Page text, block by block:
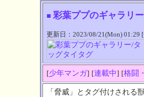
■ 彩葉ププのギャラリ
更新日：2023/08/21(Mon) 01:29 [
[少年マンガ] [連載中] [格闘
「脅威」とタグ付けされる